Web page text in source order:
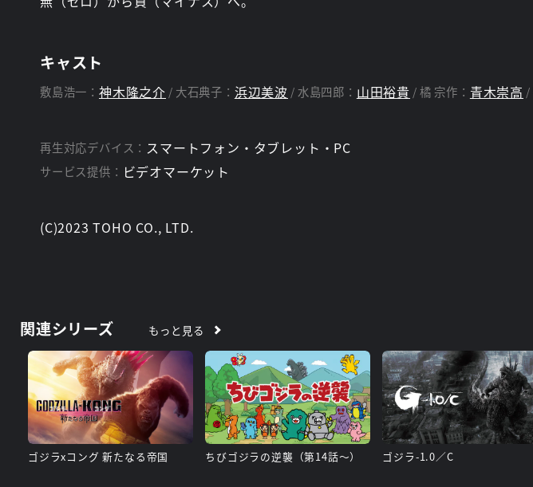
キャスト
敷島浩一： 神木隆之介 大石典子： 浜辺美波 水島四郎： 山田裕貴 橘 宗作： 青木崇高
再生対応デバイス： スマートフォン・タブレット・PC
サービス提供： ビデオマーケット
(C)2023 TOHO CO., LTD.
関連シリーズ もっと見る
ゴジラxコング 新たなる帝国 ちびゴジラの逆襲（第14話～） ゴジラ-1.0／C